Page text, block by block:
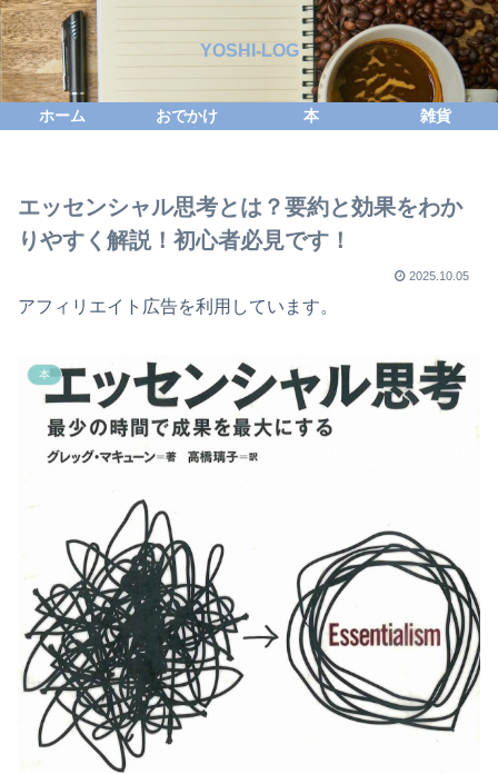
YOSHI-LOG
ホーム おでかけ 本 雑貨
エッセンシャル思考とは？要約と効果をわか
りやすく解説！初心者必見です！
2025.10.05
アフィリエイト広告を利用しています。
本